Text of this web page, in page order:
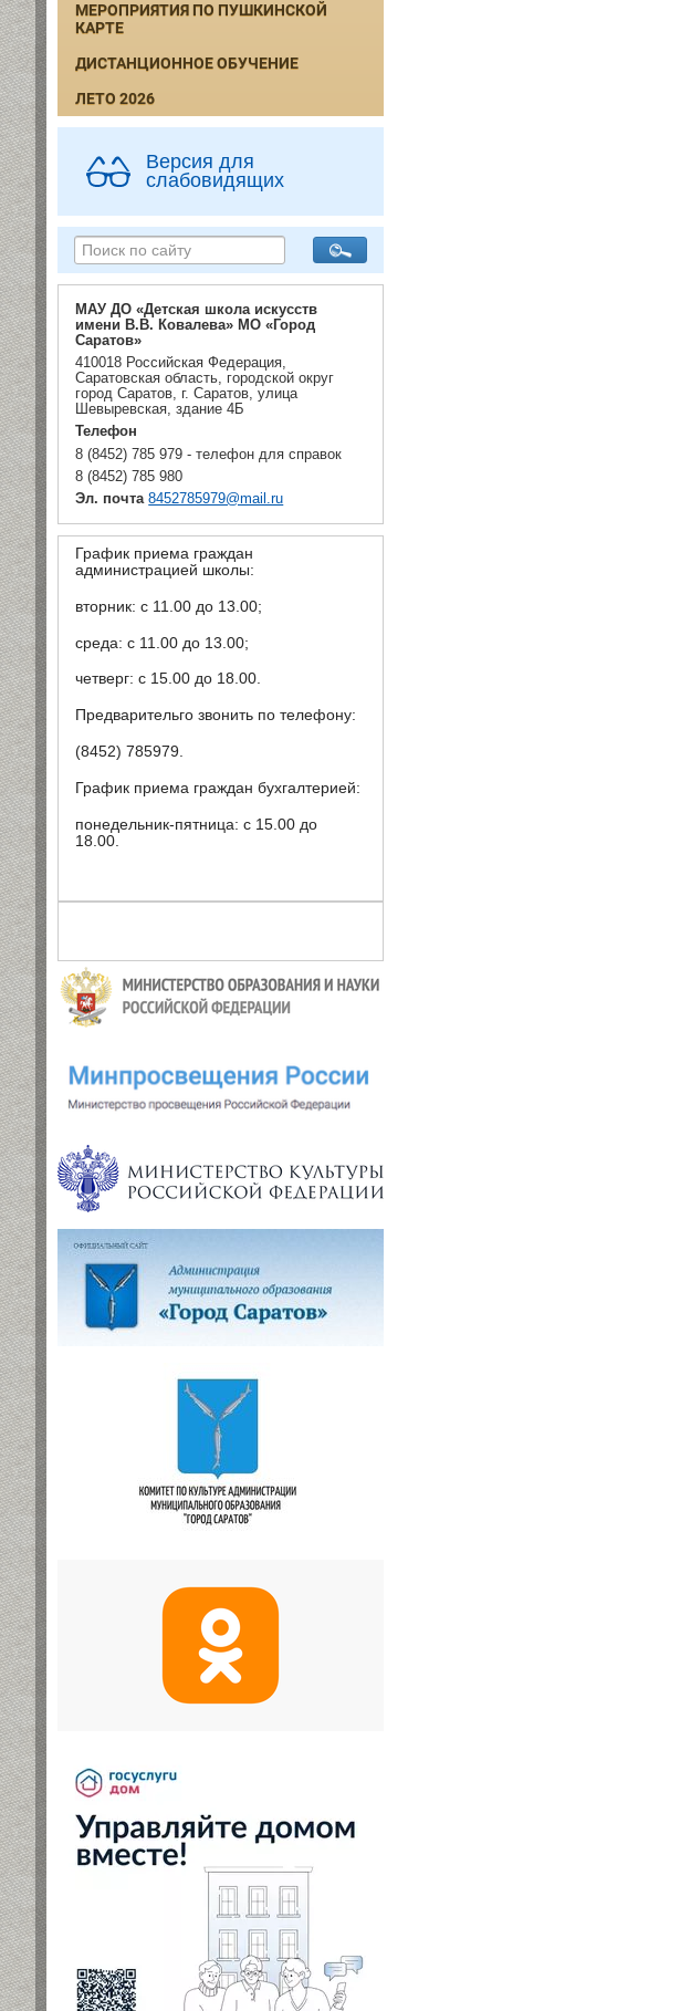
МЕРОПРИЯТИЯ ПО ПУШКИНСКОЙ
КАРТЕ
ДИСТАНЦИОННОЕ ОБУЧЕНИЕ
ЛЕТО 2026
Версия для
слабовидящих
МАУ ДО «Детская школа искусств
имени В.В. Ковалева» МО «Город
Саратов»
410018 Российская Федерация,
Саратовская область, городской округ
город Саратов, г. Саратов, улица
Шевыревская, здание 4Б
Телефон
8 (8452) 785 979 - телефон для справок
8 (8452) 785 980
Эл. почта 8452785979@mail.ru
График приема граждан
администрацией школы:
вторник: с 11.00 до 13.00;
среда: с 11.00 до 13.00;
четверг: с 15.00 до 18.00.
Предварительго звонить по телефону:
(8452) 785979.
График приема граждан бухгалтерией:
понедельник-пятница: с 15.00 до
18.00.